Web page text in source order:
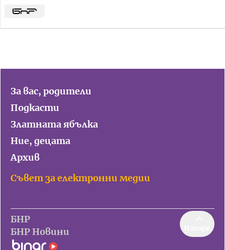
За вас, родители
Подкасти
Златната ябълка
Ние, децата
Архив
Съвет за електронни медии
БНР
БНР Новини